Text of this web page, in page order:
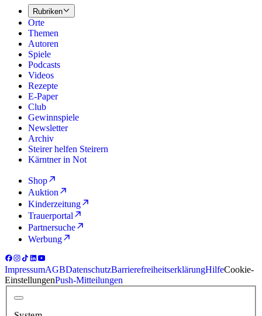
Rubriken
Orte
Themen
Autoren
Spiele
Podcasts
Videos
Rezepte
E-Paper
Club
Gewinnspiele
Newsletter
Archiv
Steirer helfen Steirern
Kärntner in Not
Shop
Auktion
Kinderzeitung
Trauerportal
Partnersuche
Werbung
ImpressumAGBDatenschutzBarrierefreiheitserklärungHilfeCookie-
EinstellungenPush-Mitteilungen